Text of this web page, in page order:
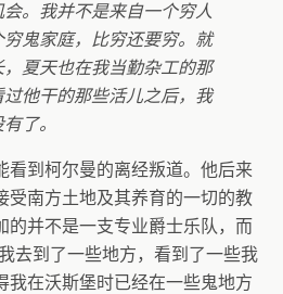
。我并不是来自一个穷人
鬼家庭，比穷还要穷。就
夏天也在我当勤杂工的那
他干的那些活儿之后，我
了。
看到柯尔曼的离经叛道。他后来
受南方土地及其养育的一切的教
的并不是一支专业爵士乐队，而
去到了一些地方，看到了一些我
我在沃斯堡时已经在一些鬼地方